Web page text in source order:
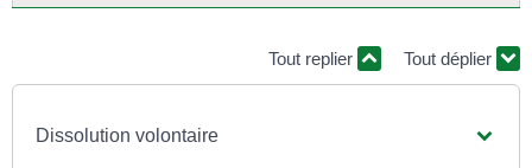
Tout replier Tout déplier
Dissolution volontaire